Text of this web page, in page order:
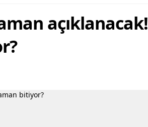
açıklanacak!